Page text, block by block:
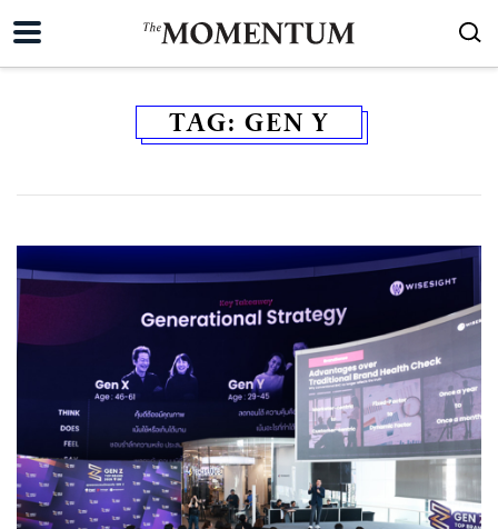
TAG: GEN Y